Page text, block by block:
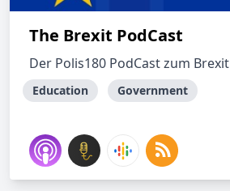
The Brexit PodCast
Der Polis180 PodCast zum Brexit
Education Government